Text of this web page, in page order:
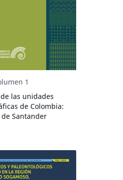
1
las unidades
de Colombia:
de Santander